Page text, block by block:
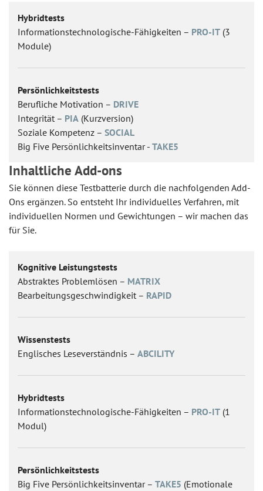
Hybridtests
Informationstechnologische-Fähigkeiten – PRO-IT (3
Module)
Persönlichkeitstests
Berufliche Motivation – DRIVE
Integrität – PIA (Kurzversion)
Soziale Kompetenz – SOCIAL
Big Five Persönlichkeitsinventar - TAKE5
Inhaltliche Add-ons
Sie können diese Testbatterie durch die nachfolgenden Add-
Ons ergänzen. So entsteht Ihr individuelles Verfahren, mit
individuellen Normen und Gewichtungen – wir machen das
für Sie.
Kognitive Leistungstests
Abstraktes Problemlösen – MATRIX
Bearbeitungsgeschwindigkeit – RAPID
Wissenstests
Englisches Leseverständnis – ABCILITY
Hybridtests
Informationstechnologische-Fähigkeiten – PRO-IT (1
Modul)
Persönlichkeitstests
Big Five Persönlichkeitsinventar – TAKE5 (Emotionale